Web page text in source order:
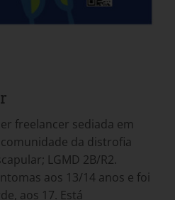
freelancer sediada em
da distrofia
LGMD 2B/R2.
aos 13/14 anos e foi
aos 17. Está